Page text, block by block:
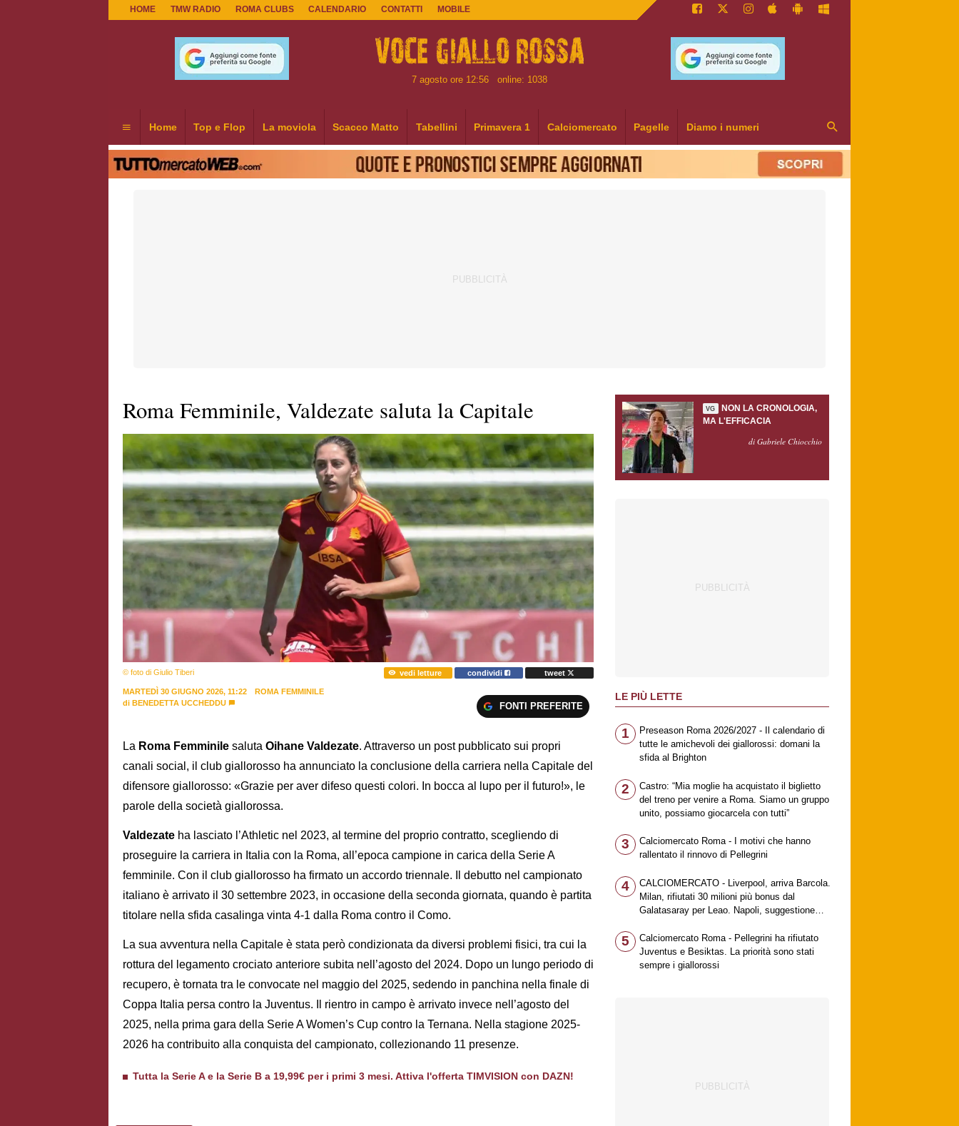
HOME TMW RADIO ROMA CLUBS CALENDARIO CONTATTI MOBILE
7 agosto ore 12:56 online: 1038
Home Top e Flop La moviola Scacco Matto Tabellini Primavera 1 Calciomercato Pagelle Diamo i numeri
Roma Femminile, Valdezate saluta la Capitale
© foto di Giulio Tiberi vedi letture condividi tweet
MARTEDÌ 30 GIUGNO 2026, 11:22
ROMA FEMMINILE
di BENEDETTA UCCHEDDU FONTI PREFERITE
La Roma Femminile saluta Oihane Valdezate. Attraverso un post pubblicato sui propri
canali social, il club giallorosso ha annunciato la conclusione della carriera nella Capitale del
difensore giallorosso: «Grazie per aver difeso questi colori. In bocca al lupo per il futuro!», le
parole della società giallorossa.
Valdezate ha lasciato l’Athletic nel 2023, al termine del proprio contratto, scegliendo di
proseguire la carriera in Italia con la Roma, all’epoca campione in carica della Serie A
femminile. Con il club giallorosso ha firmato un accordo triennale. Il debutto nel campionato
italiano è arrivato il 30 settembre 2023, in occasione della seconda giornata, quando è partita
titolare nella sfida casalinga vinta 4-1 dalla Roma contro il Como.
La sua avventura nella Capitale è stata però condizionata da diversi problemi fisici, tra cui la
rottura del legamento crociato anteriore subita nell’agosto del 2024. Dopo un lungo periodo di
recupero, è tornata tra le convocate nel maggio del 2025, sedendo in panchina nella finale di
Coppa Italia persa contro la Juventus. Il rientro in campo è arrivato invece nell’agosto del
2025, nella prima gara della Serie A Women’s Cup contro la Ternana. Nella stagione 2025-
2026 ha contribuito alla conquista del campionato, collezionando 11 presenze.
Tutta la Serie A e la Serie B a 19,99€ per i primi 3 mesi. Attiva l'offerta TIMVISION con DAZN!
VG
NON LA CRONOLOGIA,
MA L'EFFICACIA
di Gabriele Chiocchio
LE PIÙ LETTE
1
Preseason Roma 2026/2027 - Il calendario di
tutte le amichevoli dei giallorossi: domani la
sfida al Brighton
2
Castro: “Mia moglie ha acquistato il biglietto
del treno per venire a Roma. Siamo un gruppo
unito, possiamo giocarcela con tutti”
3
Calciomercato Roma - I motivi che hanno
rallentato il rinnovo di Pellegrini
4
CALCIOMERCATO - Liverpool, arriva Barcola.
Milan, rifiutati 30 milioni più bonus dal
Galatasaray per Leao. Napoli, suggestione
di Mastantuono
5
Calciomercato Roma - Pellegrini ha rifiutato
Juventus e Besiktas. La priorità sono stati
sempre i giallorossi